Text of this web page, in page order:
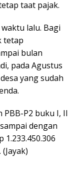
taat pajak.
lalu. Bagi
tetap
bulan
pada Agustus
yang sudah
P2 buku I, II
dengan
1.233.450.306